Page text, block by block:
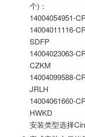
个)：
14004054951-
14004011116-
SDFP
14004023063-
CZKM
14004099588-
JRLH
14004061660-
HWKD
安装类型选择